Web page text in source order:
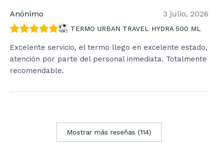
Anónimo 3 julio, 2026
TERMO URBAN TRAVEL HYDRA 500 ML
Excelente servicio, el termo llego en excelente estado,
atención por parte del personal inmediata. Totalmente
recomendable.
Mostrar más reseñas (114)